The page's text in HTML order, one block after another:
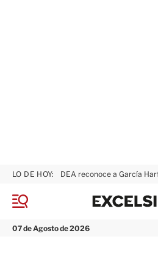
M
n
07 de Agosto de 2026
LO DE HOY: DEA reconoce a García